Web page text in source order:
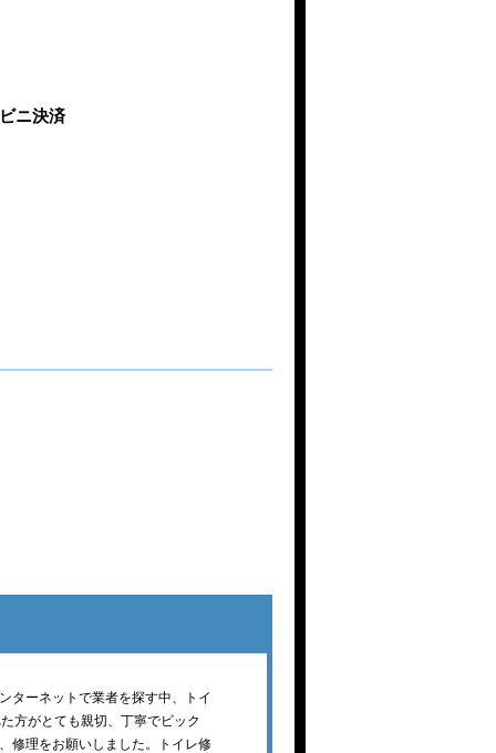
ニ決済
ターネットで業者を探す中、トイ
方がとても親切、丁寧でビック
修理をお願いしました。トイレ修